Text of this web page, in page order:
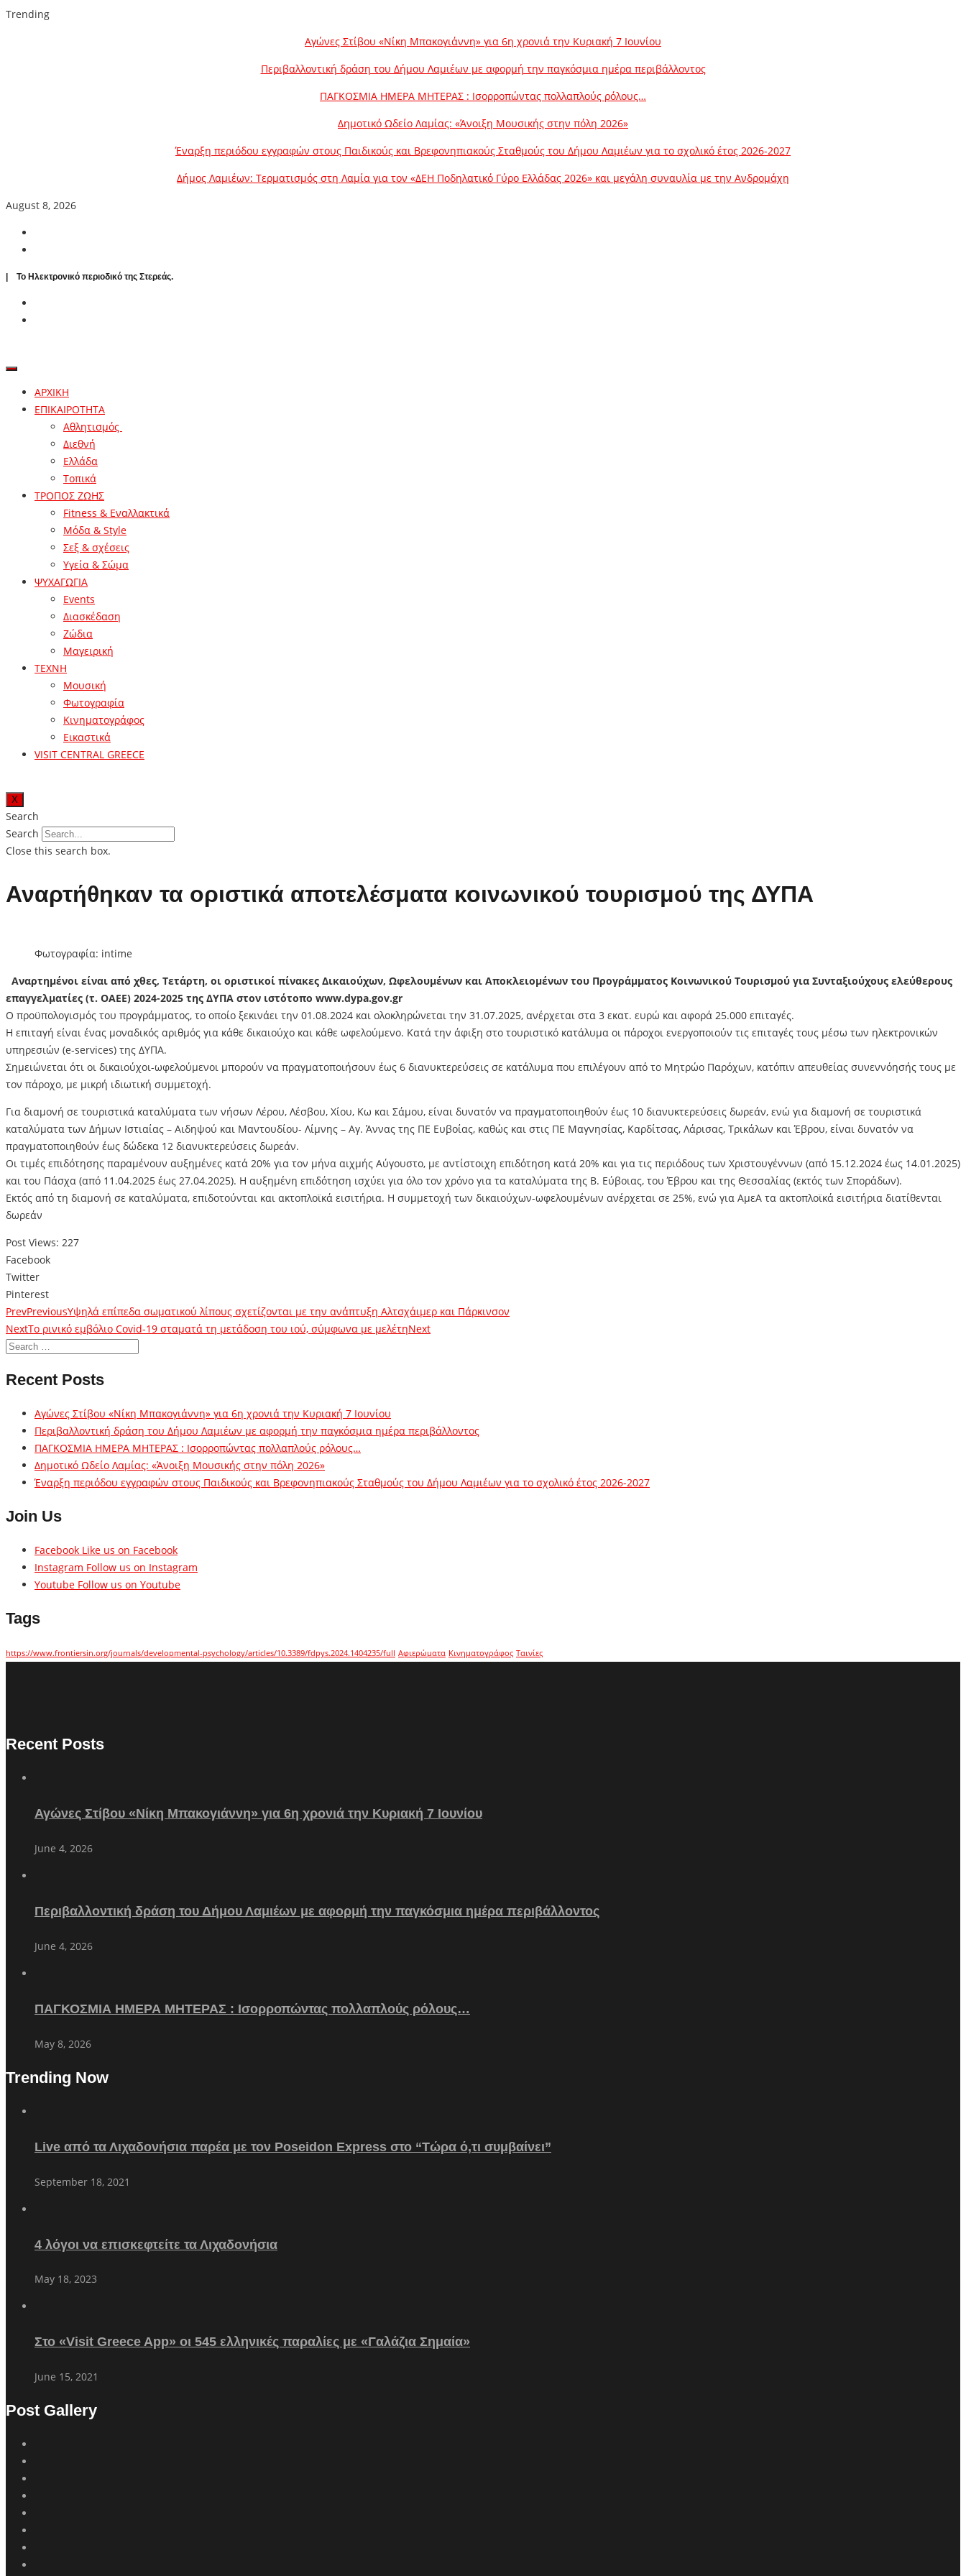
Trending
Αγώνες Στίβου «Νίκη Μπακογιάννη» για 6η χρονιά την Κυριακή 7 Ιουνίου
Περιβαλλοντική δράση του Δήμου Λαμιέων με αφορμή την παγκόσμια ημέρα περιβάλλοντος
ΠΑΓΚΟΣΜΙΑ ΗΜΕΡΑ ΜΗΤΕΡΑΣ : Ισορροπώντας πολλαπλούς ρόλους…
Δημοτικό Ωδείο Λαμίας: «Άνοιξη Μουσικής στην πόλη 2026»
Έναρξη περιόδου εγγραφών στους Παιδικούς και Βρεφονηπιακούς Σταθμούς του Δήμου Λαμιέων για το σχολικό έτος 2026-2027
Δήμος Λαμιέων: Τερματισμός στη Λαμία για τον «ΔΕΗ Ποδηλατικό Γύρο Ελλάδας 2026» και μεγάλη συναυλία με την Ανδρομάχη
August 8, 2026
| To Ηλεκτρονικό περιοδικό της Στερεάς.
ΑΡΧΙΚΗ
ΕΠΙΚΑΙΡΟΤΗΤΑ
Αθλητισμός
Διεθνή
Ελλάδα
Τοπικά
ΤΡΟΠΟΣ ΖΩΗΣ
Fitness & Εναλλακτικά
Μόδα & Style
Σεξ & σχέσεις
Υγεία & Σώμα
ΨΥΧΑΓΩΓΙΑ
Events
Διασκέδαση
Ζώδια
Μαγειρική
ΤΕΧΝΗ
Μουσική
Φωτογραφία
Κινηματογράφος
Εικαστικά
VISIT CENTRAL GREECE
X
Search
Search
Close this search box.
Αναρτήθηκαν τα οριστικά αποτελέσματα κοινωνικού τουρισμού της ΔΥΠΑ
Φωτογραφία: intime
Αναρτημένοι είναι από χθες, Τετάρτη, οι οριστικοί πίνακες Δικαιούχων, Ωφελουμένων και Αποκλειομένων του Προγράμματος Κοινωνικού Τουρισμού για Συνταξιούχους ελεύθερους
επαγγελματίες (τ. ΟΑΕΕ) 2024-2025 της ΔΥΠΑ στον ιστότοπο www.dypa.gov.gr
Ο προϋπολογισμός του προγράμματος, το οποίο ξεκινάει την 01.08.2024 και ολοκληρώνεται την 31.07.2025, ανέρχεται στα 3 εκατ. ευρώ και αφορά 25.000 επιταγές.
Η επιταγή είναι ένας μοναδικός αριθμός για κάθε δικαιούχο και κάθε ωφελούμενο. Κατά την άφιξη στο τουριστικό κατάλυμα οι πάροχοι ενεργοποιούν τις επιταγές τους μέσω των ηλεκτρονικών
υπηρεσιών (e-services) της ΔΥΠΑ.
Σημειώνεται ότι οι δικαιούχοι-ωφελούμενοι μπορούν να πραγματοποιήσουν έως 6 διανυκτερεύσεις σε κατάλυμα που επιλέγουν από το Μητρώο Παρόχων, κατόπιν απευθείας συνεννόησής τους με
τον πάροχο, με μικρή ιδιωτική συμμετοχή.
Για διαμονή σε τουριστικά καταλύματα των νήσων Λέρου, Λέσβου, Χίου, Κω και Σάμου, είναι δυνατόν να πραγματοποιηθούν έως 10 διανυκτερεύσεις δωρεάν, ενώ για διαμονή σε τουριστικά
καταλύματα των Δήμων Ιστιαίας – Αιδηψού και Μαντουδίου- Λίμνης – Αγ. Άννας της ΠΕ Ευβοίας, καθώς και στις ΠΕ Μαγνησίας, Καρδίτσας, Λάρισας, Τρικάλων και Έβρου, είναι δυνατόν να
πραγματοποιηθούν έως δώδεκα 12 διανυκτερεύσεις δωρεάν.
Οι τιμές επιδότησης παραμένουν αυξημένες κατά 20% για τον μήνα αιχμής Αύγουστο, με αντίστοιχη επιδότηση κατά 20% και για τις περιόδους των Χριστουγέννων (από 15.12.2024 έως 14.01.2025)
και του Πάσχα (από 11.04.2025 έως 27.04.2025). Η αυξημένη επιδότηση ισχύει για όλο τον χρόνο για τα καταλύματα της Β. Εύβοιας, του Έβρου και της Θεσσαλίας (εκτός των Σποράδων).
Εκτός από τη διαμονή σε καταλύματα, επιδοτούνται και ακτοπλοϊκά εισιτήρια. Η συμμετοχή των δικαιούχων-ωφελουμένων ανέρχεται σε 25%, ενώ για ΑμεΑ τα ακτοπλοϊκά εισιτήρια διατίθενται
δωρεάν
Post Views: 227
Facebook
Twitter
Pinterest
PrevPreviousΥψηλά επίπεδα σωματικού λίπους σχετίζονται με την ανάπτυξη Αλτσχάιμερ και Πάρκινσον
NextΤο ρινικό εμβόλιο Covid-19 σταματά τη μετάδοση του ιού, σύμφωνα με μελέτηNext
Recent Posts
Αγώνες Στίβου «Νίκη Μπακογιάννη» για 6η χρονιά την Κυριακή 7 Ιουνίου
Περιβαλλοντική δράση του Δήμου Λαμιέων με αφορμή την παγκόσμια ημέρα περιβάλλοντος
ΠΑΓΚΟΣΜΙΑ ΗΜΕΡΑ ΜΗΤΕΡΑΣ : Ισορροπώντας πολλαπλούς ρόλους…
Δημοτικό Ωδείο Λαμίας: «Άνοιξη Μουσικής στην πόλη 2026»
Έναρξη περιόδου εγγραφών στους Παιδικούς και Βρεφονηπιακούς Σταθμούς του Δήμου Λαμιέων για το σχολικό έτος 2026-2027
Join Us
Facebook Like us on Facebook
Instagram Follow us on Instagram
Youtube Follow us on Youtube
Tags
https://www.frontiersin.org/journals/developmental-psychology/articles/10.3389/fdpys.2024.1404235/full Αφιερώματα Κινηματογράφος Ταινίες
Recent Posts
Αγώνες Στίβου «Νίκη Μπακογιάννη» για 6η χρονιά την Κυριακή 7 Ιουνίου
June 4, 2026
Περιβαλλοντική δράση του Δήμου Λαμιέων με αφορμή την παγκόσμια ημέρα περιβάλλοντος
June 4, 2026
ΠΑΓΚΟΣΜΙΑ ΗΜΕΡΑ ΜΗΤΕΡΑΣ : Ισορροπώντας πολλαπλούς ρόλους…
May 8, 2026
Trending Now
Live από τα Λιχαδονήσια παρέα με τον Poseidon Express στο “Τώρα ό,τι συμβαίνει”
September 18, 2021
4 λόγοι να επισκεφτείτε τα Λιχαδονήσια
May 18, 2023
Στο «Visit Greece App» οι 545 ελληνικές παραλίες με «Γαλάζια Σημαία»
June 15, 2021
Post Gallery